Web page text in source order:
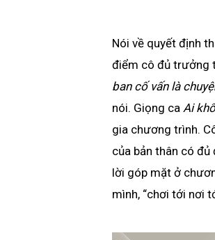
Nói về quyết định
điểm cô đủ trưởng
ban cố vấn là
nói. Giọng ca Ai
gia chương trình.
của bản thân có đủ
lời góp mặt ở
mình, “chơi tới nơi